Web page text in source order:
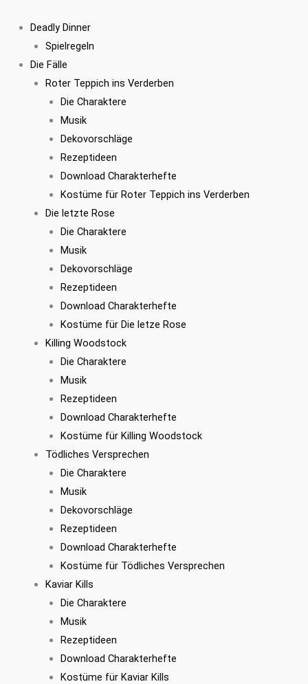
Inhalt
springen
Deadly Dinner
Spielregeln
Die Fälle
Roter Teppich ins Verderben
Die Charaktere
Musik
Dekovorschläge
Rezeptideen
Download Charakterhefte
Kostüme für Roter Teppich ins Verderben
Die letzte Rose
Die Charaktere
Musik
Dekovorschläge
Rezeptideen
Download Charakterhefte
Kostüme für Die letze Rose
Killing Woodstock
Die Charaktere
Musik
Rezeptideen
Download Charakterhefte
Kostüme für Killing Woodstock
Tödliches Versprechen
Die Charaktere
Musik
Dekovorschläge
Rezeptideen
Download Charakterhefte
Kostüme für Tödliches Versprechen
Kaviar Kills
Die Charaktere
Musik
Rezeptideen
Download Charakterhefte
Kostüme für Kaviar Kills